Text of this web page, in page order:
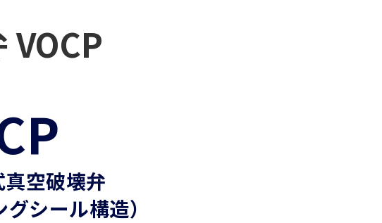
VOCP
空破壊弁
グシール構造）